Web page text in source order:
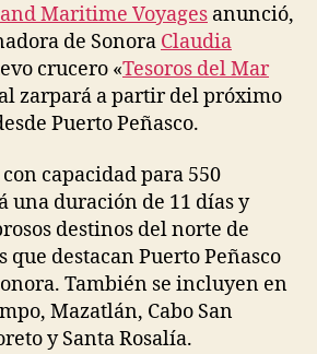
Maritime Voyages anunció,
de Sonora Claudia
crucero «Tesoros del Mar
zarpará a partir del próximo
Puerto Peñasco.
capacidad para 550
una duración de 11 días y
destinos del norte de
que destacan Puerto Peñasco
También se incluyen en
Mazatlán, Cabo San
y Santa Rosalía.